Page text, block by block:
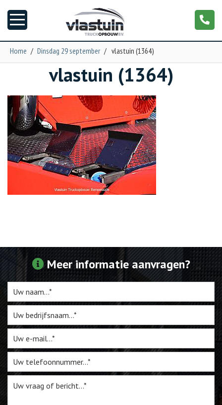
Truckopbouw
Garage
Trailers
Te Koop
Miniatuur
Vacatures
Contact
Home / Dinsdag 29 september / vlastuin (1364)
vlastuin (1364)
Meer informatie aanvragen?